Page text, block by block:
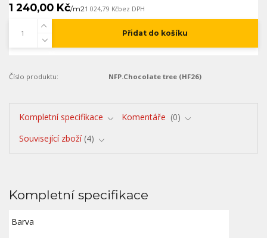
1 240,00 Kč/m21 024,79 Kčbez DPH
Přidat do košíku
Číslo produktu: NFP.Chocolate tree (HF26)
Kompletní specifikace Komentáře
0
Související zboží 4
Kompletní specifikace
Barva